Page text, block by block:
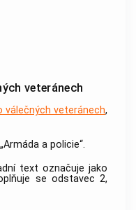
veteránech
válečných veteránech,
a policie“.
text označuje jako
se odstavec 2,